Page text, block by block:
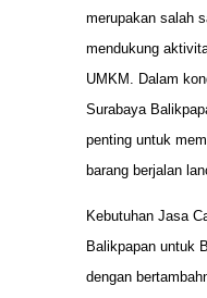
merupakan salah
mendukung
UMKM. Dalam
Surabaya
penting untuk
barang berjalan
Kebutuhan Jasa
Balikpapan untuk
dengan